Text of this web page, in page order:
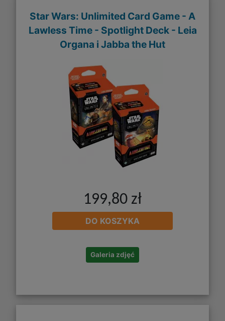
Star Wars: Unlimited Card Game - A
Lawless Time - Spotlight Deck - Leia
Organa i Jabba the Hut
199,80 zł
DO KOSZYKA
Galeria zdjęć